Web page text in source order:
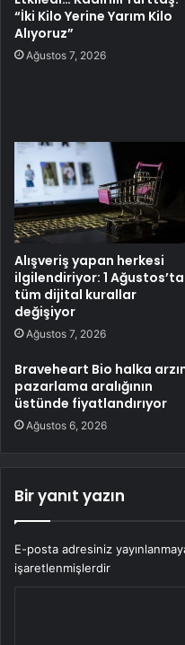
“İki Kilo Yerine Yarım Kilo
Alıyoruz”
Ağustos 7, 2026
Alışveriş yapan herkesi
ilgilendiriyor: 1 Ağustos’ta
tüm dijital kurallar
değişiyor
Ağustos 7, 2026
Braveheart Bio halka
pazarlama aralığının
üstünde fiyatlandırıyor
Ağustos 6, 2026
Bir yanıt yazın
E-posta adresiniz
işaretlenmişlerdir